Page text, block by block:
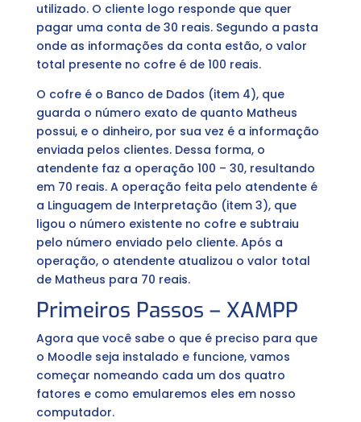
utilizado. O cliente logo responde que quer
pagar uma conta de 30 reais. Segundo a pasta
onde as informações da conta estão, o valor
total presente no cofre é de 100 reais.
O cofre é o Banco de Dados (item 4), que
guarda o número exato de quanto Matheus
possui, e o dinheiro, por sua vez é a informação
enviada pelos clientes. Dessa forma, o
atendente faz a operação 100 – 30, resultando
em 70 reais. A operação feita pelo atendente é
a Linguagem de Interpretação (item 3), que
ligou o número existente no cofre e subtraiu
pelo número enviado pelo cliente. Após a
operação, o atendente atualizou o valor total
de Matheus para 70 reais.
Primeiros Passos – XAMPP
Agora que você sabe o que é preciso para que
o Moodle seja instalado e funcione, vamos
começar nomeando cada um dos quatro
fatores e como emularemos eles em nosso
computador.